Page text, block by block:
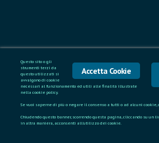
Accetta Cookie
Questo sito o gli
strumenti terzi da
questo utilizzati si
avvalgono di cookie
necessari al funzionamento ed utili alle finalità illustrate
nella cookie policy.
Se vuoi saperne di più o negare il consenso a tutti o ad alcuni cookie,
Chiudendo questo banner, scorrendo questa pagina, cliccando su un
in altra maniera, acconsenti all'utilizzo dei cookie.